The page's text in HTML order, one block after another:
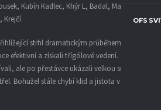
OFS
Kubín Kadlec, Khýr L, Badal, Martinec,
Krejčí
strhl dramatickým průběhem.
efektivní a získali třígólové vedení.
ale po přestávce ukázali velkou snahu
Bohužel stále chybí klid a jistota v